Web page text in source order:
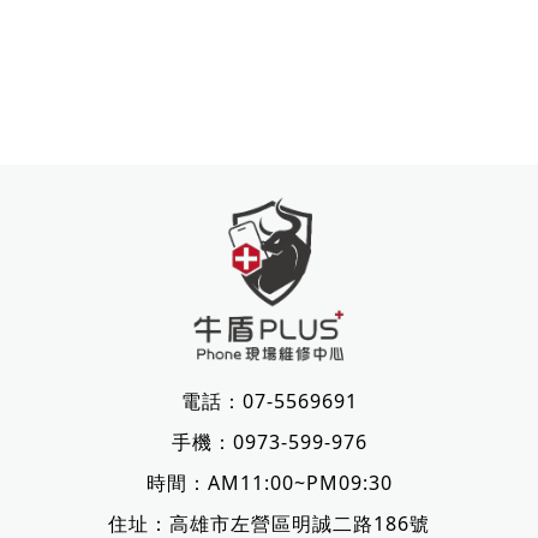
電話： 07-5569691
手機： 0973-599-976
時間：AM11:00~PM09:30
住址： 高雄市左營區明誠二路186號